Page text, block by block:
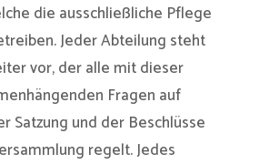
die ausschließliche Pflege
Jeder Abteilung steht
vor, der alle mit dieser
Fragen auf
Satzung und der Beschlüsse
regelt. Jedes